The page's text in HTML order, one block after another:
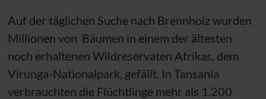
Auf der täglichen Suche nach Brennholz wurden
Millionen von Bäumen in einem der ältesten
noch erhaltenen Wildreservaten Afrikas, dem
Virunga-Nationalpark, gefällt. In Tansania
verbrauchten die Flüchtlinge mehr als 1.200